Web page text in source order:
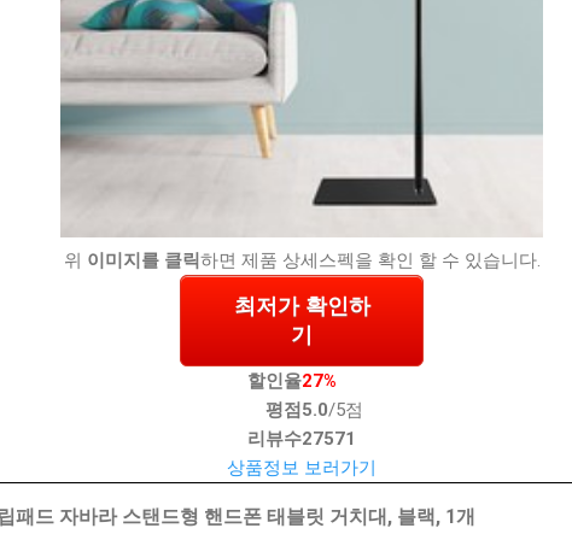
위 이미지를 클릭하면 제품 상세스펙을 확인 할 수 있습니다.
최저가 확인하
기
할인율27%
평점 5.0/5점
리뷰수27571
상품정보 보러가기
패드 자바라 스탠드형 핸드폰 태블릿 거치대, 블랙, 1개